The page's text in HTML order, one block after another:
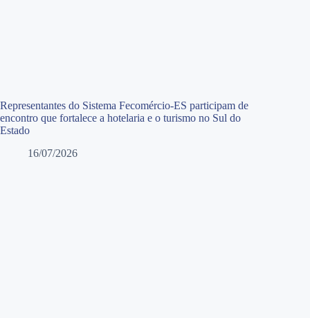
Representantes do Sistema Fecomércio-ES participam de
encontro que fortalece a hotelaria e o turismo no Sul do
Estado
16/07/2026